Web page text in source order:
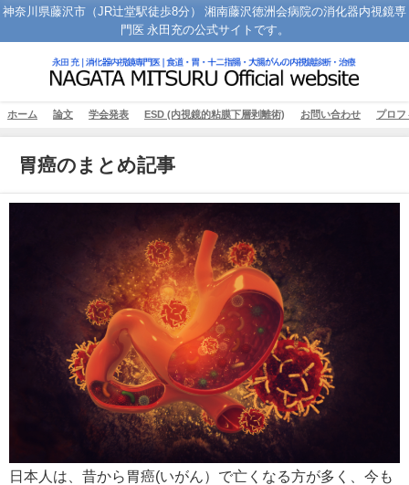
神奈川県藤沢市（JR辻堂駅徒歩8分） 湘南藤沢徳洲会病院の消化器内視鏡専
門医 永田充の公式サイトです。
ホーム 論文 学会発表 ESD (内視鏡的粘膜下層剥離術) お問い合わせ プロフ
胃癌のまとめ記事
日本人は、昔から胃癌(いがん）で亡くなる方が多く、今も